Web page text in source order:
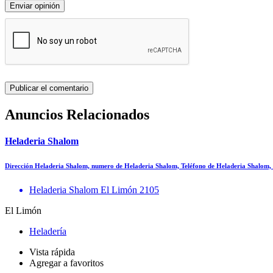
Enviar opinión
Anuncios Relacionados
Heladeria Shalom
Dirección Heladeria Shalom, numero de Heladeria Shalom, Teléfono de Heladeria
Heladeria Shalom El Limón 2105
El Limón
Heladería
Vista rápida
Agregar a favoritos